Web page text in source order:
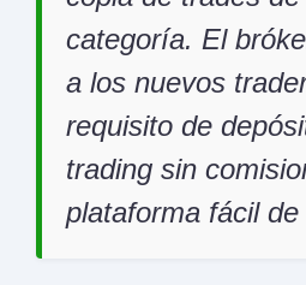
categoría. El
a los nuevos
requisito de
trading sin
plataforma fácil de